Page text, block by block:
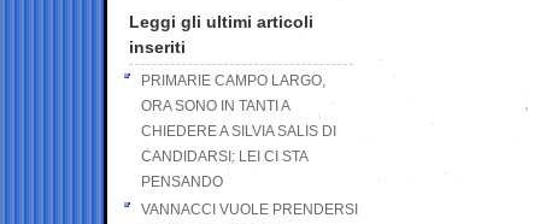
Leggi gli ultimi articoli
inseriti
PRIMARIE CAMPO LARGO,
ORA SONO IN TANTI A
CHIEDERE A SILVIA SALIS DI
CANDIDARSI: LEI CI STA
PENSANDO
VANNACCI VUOLE PRENDERSI